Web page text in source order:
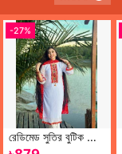
-27%
রেডিমেড সুতির বুটিক থ্রি পিস